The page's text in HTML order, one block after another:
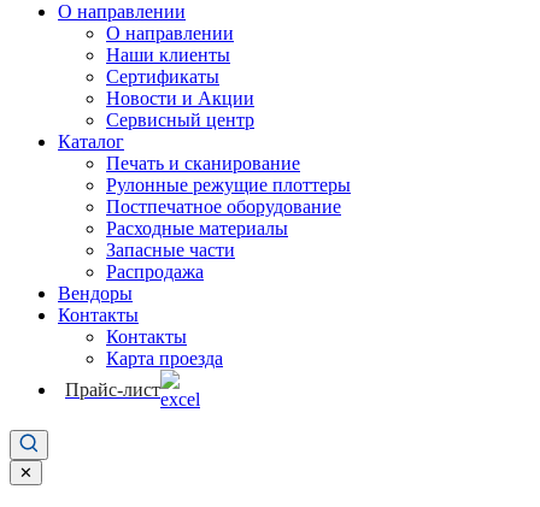
О направлении
О направлении
Наши клиенты
Сертификаты
Новости и Акции
Сервисный центр
Каталог
Печать и сканирование
Рулонные режущие плоттеры
Постпечатное оборудование
Расходные материалы
Запасные части
Распродажа
Вендоры
Контакты
Контакты
Карта проезда
Прайс-лист
✕